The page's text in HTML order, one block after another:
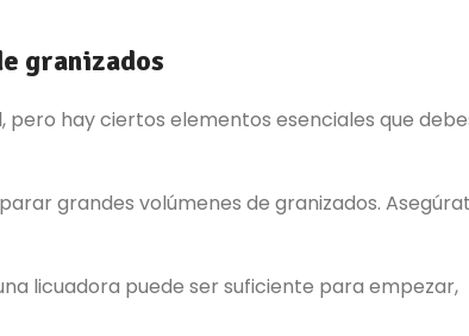
granizados
pero hay ciertos elementos esenciales que
grandes volúmenes de granizados.
licuadora puede ser suficiente para empezar,